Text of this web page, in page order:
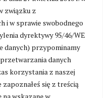
związku z
i w sprawie swobodnego
dyrektywy 95/46/WE
danych) przypominamy
danych
korzystania z naszej
się z treścią
wskazane w